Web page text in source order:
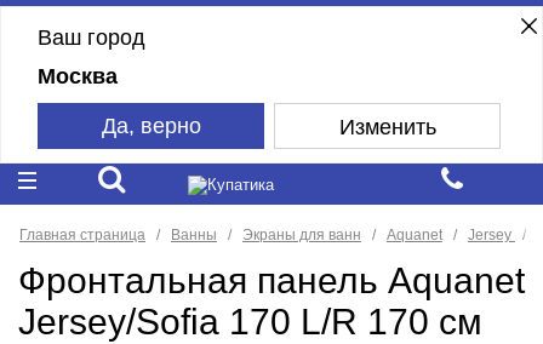
Ваш город
Москва
Да, верно Изменить
Главная страница Ванны Экраны для ванн Aquanet Jersey
Фронтальная панель Aquanet
Jersey/Sofia 170 L/R 170 см